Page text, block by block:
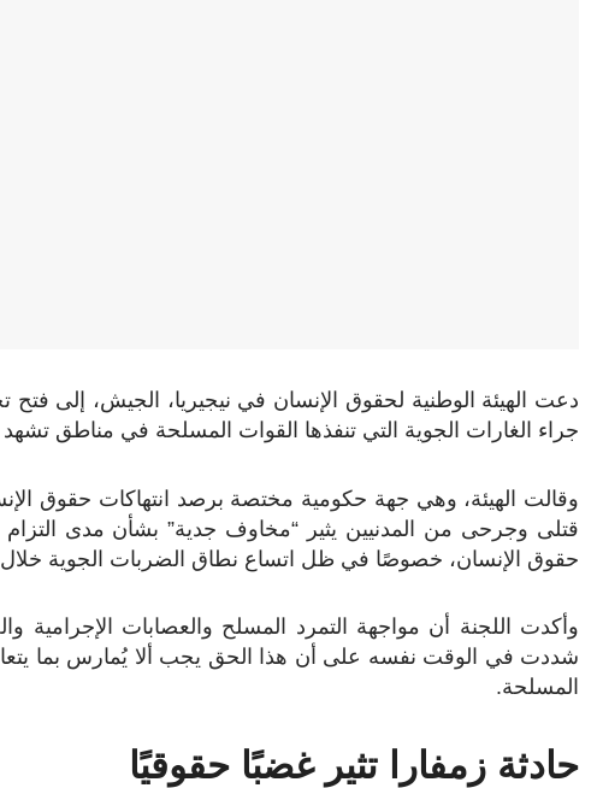
دعت الهيئة الوطنية لحقوق الإنسان في نيجيريا، الجيش، إلى
جراء الغارات الجوية التي تنفذها القوات المسلحة في مناطق
وقالت الهيئة، وهي جهة حكومية مختصة برصد انتهاكات حقوق
قتلى وجرحى من المدنيين يثير “مخاوف جدية” بشأن مدى التزام
حقوق الإنسان، خصوصًا في ظل اتساع نطاق الضربات الجوية خلال
وأكدت اللجنة أن مواجهة التمرد المسلح والعصابات الإجرامية
شددت في الوقت نفسه على أن هذا الحق يجب ألا يُمارس بما
المسلحة.
حادثة زمفارا تثير غضبًا حقوقيًا